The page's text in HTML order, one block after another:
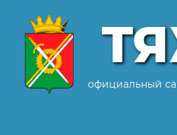
официальный